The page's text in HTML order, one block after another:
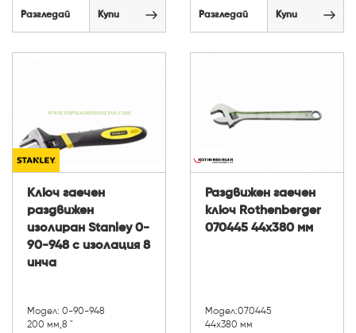
Разгледай Купи Разгледай Купи
Ключ гаечен
раздвижен
изолиран Stanley 0-
90-948 с изолация 8
инча
Модел: 0-90-948
200 мм,8 "
Раздвижен гаечен
ключ Rothenberger
070445 44х380 мм
Модел:070445
44х380 мм